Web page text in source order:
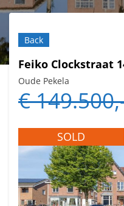
Back
Feiko Clockstraat
Oude Pekela
€
SOLD